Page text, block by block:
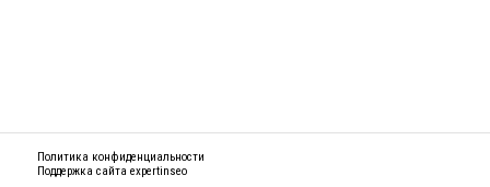
Политика конфиденциальности
Поддержка сайта expertinseo